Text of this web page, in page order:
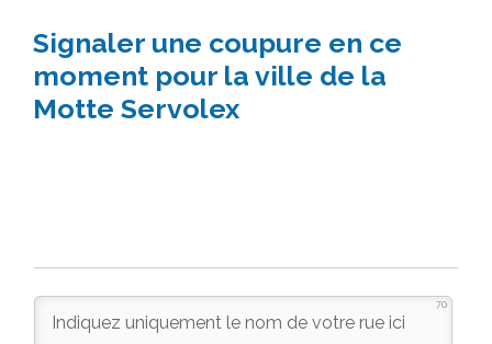
Signaler une coupure en ce
moment pour la ville de la
Motte Servolex
70